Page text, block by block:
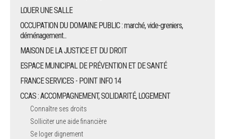
LOUER UNE SALLE
OCCUPATION DU DOMAINE PUBLIC : marché, vide-greniers,
déménagement...
MAISON DE LA JUSTICE ET DU DROIT
ESPACE MUNICIPAL DE PRÉVENTION ET DE SANTÉ
FRANCE SERVICES - POINT INFO 14
CCAS : ACCOMPAGNEMENT, SOLIDARITÉ, LOGEMENT
Connaître ses droits
Solliciter une aide financière
Se loger dignement